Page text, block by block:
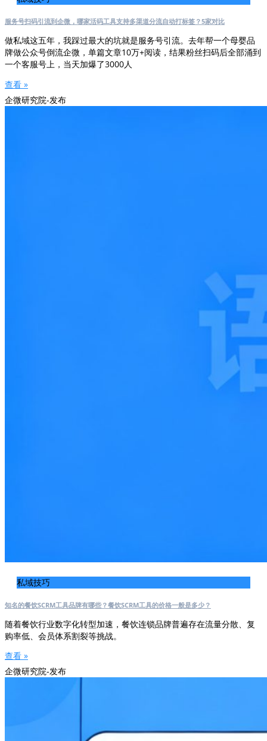
服务号扫码引流到企微，哪家活码工具支持多渠道分流自动打标签？5家对比
做私域这五年，我踩过最大的坑就是服务号引流。去年帮一个母婴品
牌做公众号倒流企微，单篇文章10万+阅读，结果粉丝扫码后全部涌到
一个客服号上，当天加爆了3000人
查看 »
企微研究院-发布
私域技巧
知名的餐饮SCRM工具品牌有哪些？餐饮SCRM工具的价格一般是多少？
随着餐饮行业数字化转型加速，餐饮连锁品牌普遍存在流量分散、复
购率低、会员体系割裂等挑战。
查看 »
企微研究院-发布